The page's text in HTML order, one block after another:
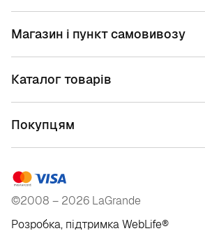
Магазин і пункт самовивозу
Каталог товарів
Покупцям
©2008 – 2026 LaGrande
Розробка, підтримкаWebLife®